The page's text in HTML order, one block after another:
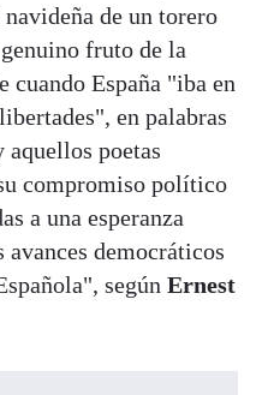
de un torero
fruto de la
cuando España "iba en
en palabras
aquellos poetas
compromiso político
a una esperanza
democráticos
según Ernest